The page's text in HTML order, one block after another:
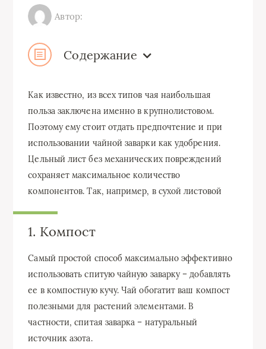
Автор:
Содержание
Как известно, из всех типов чая наибольшая
польза заключена именно в крупнолистовом.
Поэтому ему стоит отдать предпочтение и при
использовании чайной заварки как удобрения.
Цельный лист без механических повреждений
сохраняет максимальное количество
компонентов. Так, например, в сухой листовой
1. Компост
Самый простой способ максимально эффективно
использовать спитую чайную заварку – добавлять
ее в компостную кучу. Чай обогатит ваш компост
полезными для растений элементами. В
частности, спитая заварка – натуральный
источник азота.